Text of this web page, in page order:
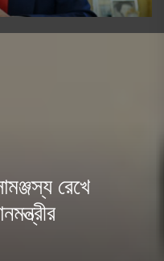
রেখে